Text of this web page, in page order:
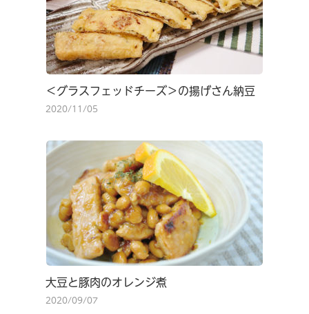
＜グラスフェッドチーズ＞の揚げさん納豆
2020/11/05
大豆と豚肉のオレンジ煮
2020/09/07